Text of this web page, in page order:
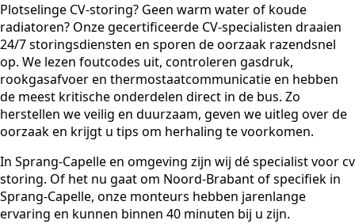
Plotselinge CV-storing? Geen warm water of koude
radiatoren? Onze gecertificeerde CV-specialisten draaien
24/7 storingsdiensten en sporen de oorzaak razendsnel
op. We lezen foutcodes uit, controleren gasdruk,
rookgasafvoer en thermostaatcommunicatie en hebben
de meest kritische onderdelen direct in de bus. Zo
herstellen we veilig en duurzaam, geven we uitleg over de
oorzaak en krijgt u tips om herhaling te voorkomen.
In Sprang-Capelle en omgeving zijn wij dé specialist voor cv
storing. Of het nu gaat om Noord-Brabant of specifiek in
Sprang-Capelle, onze monteurs hebben jarenlange
ervaring en kunnen binnen 40 minuten bij u zijn.